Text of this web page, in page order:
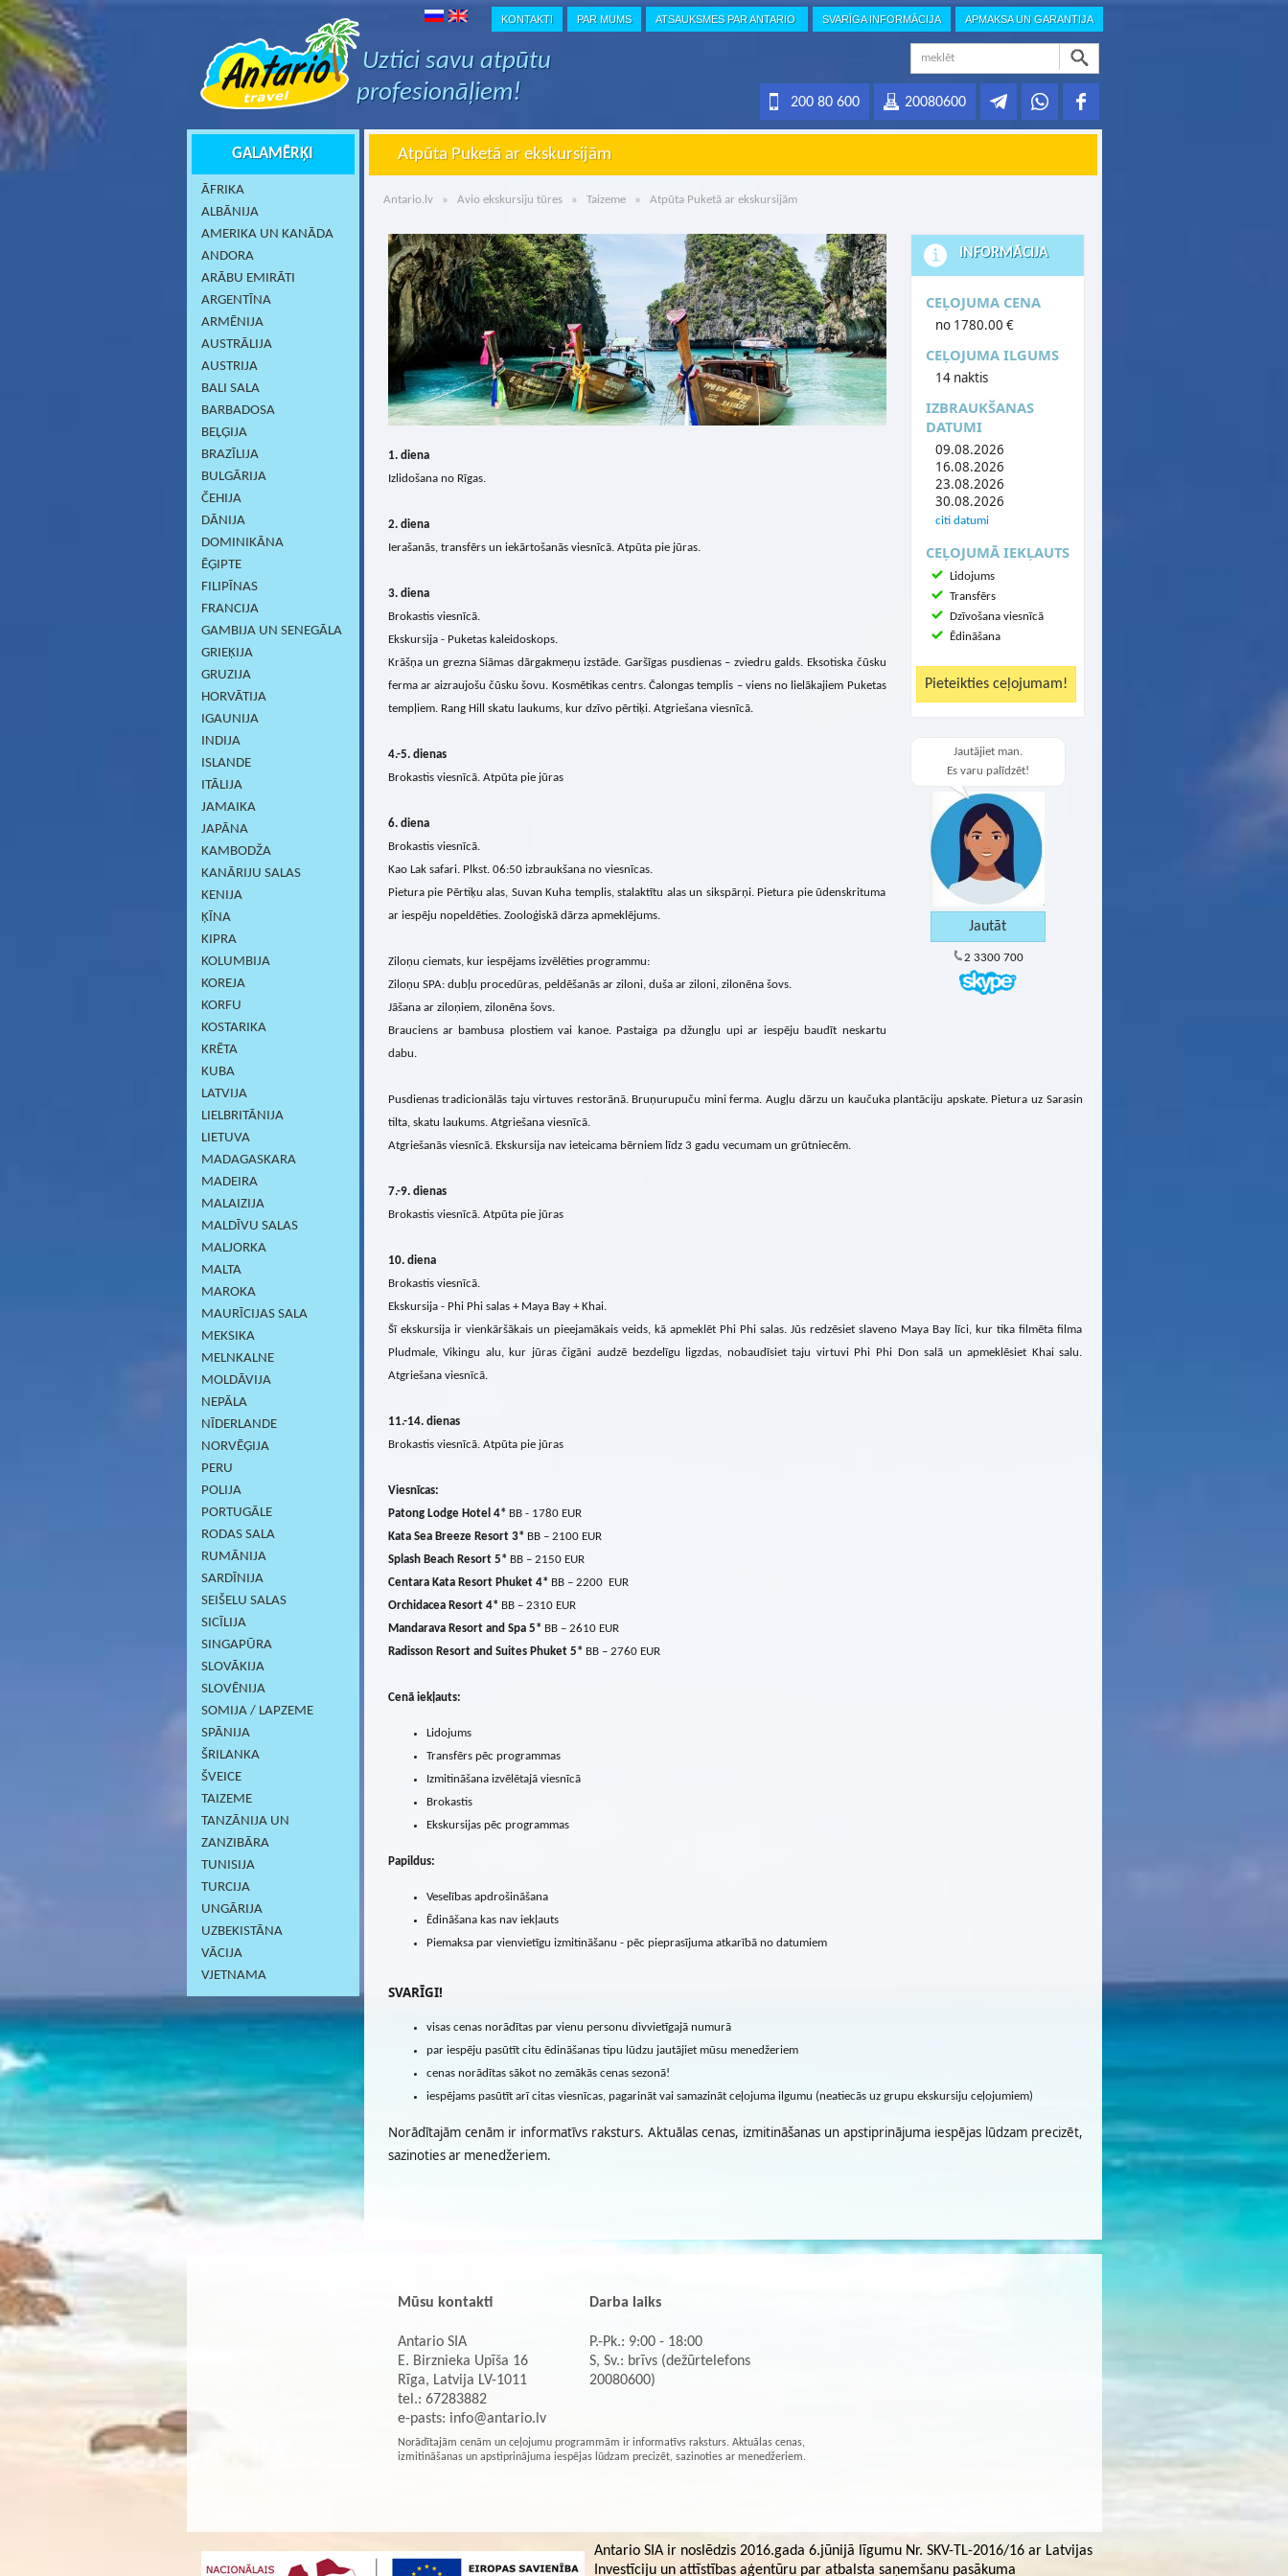
KONTAKTI PAR MUMS ATSAUKSMES PAR ANTARIO SVARĪGA INFORMĀCIJA APMAKSA UN GARANTIJA
Uztici savu atpūtu
profesionāļiem!
20080600
200 80 600
GALAMĒRĶI
ĀFRIKA
ALBĀNIJA
AMERIKA UN KANĀDA
ANDORA
ARĀBU EMIRĀTI
ARGENTĪNA
ARMĒNIJA
AUSTRĀLIJA
AUSTRIJA
BALI SALA
BARBADOSA
BEĻĢIJA
BRAZĪLIJA
BULGĀRIJA
ČEHIJA
DĀNIJA
DOMINIKĀNA
ĒĢIPTE
FILIPĪNAS
FRANCIJA
GAMBIJA UN SENEGĀLA
GRIEĶIJA
GRUZIJA
HORVĀTIJA
IGAUNIJA
INDIJA
ISLANDE
ITĀLIJA
JAMAIKA
JAPĀNA
KAMBODŽA
KANĀRIJU SALAS
KENIJA
ĶĪNA
KIPRA
KOLUMBIJA
KOREJA
KORFU
KOSTARIKA
KRĒTA
KUBA
LATVIJA
LIELBRITĀNIJA
LIETUVA
MADAGASKARA
MADEIRA
MALAIZIJA
MALDĪVU SALAS
MALJORKA
MALTA
MAROKA
MAURĪCIJAS SALA
MEKSIKA
MELNKALNE
MOLDĀVIJA
NEPĀLA
NĪDERLANDE
NORVĒĢIJA
PERU
POLIJA
PORTUGĀLE
RODAS SALA
RUMĀNIJA
SARDĪNIJА
SEIŠELU SALAS
SICĪLIJA
SINGAPŪRA
SLOVĀKIJA
SLOVĒNIJA
SOMIJA / LAPZEME
SPĀNIJA
ŠRILANKA
ŠVEICE
TAIZEME
TANZĀNIJA UN
ZANZIBĀRA
TUNISIJA
TURCIJA
UNGĀRIJA
UZBEKISTĀNA
VĀCIJA
VJETNAMA
Atpūta Puketā ar ekskursijām
Antario.lv» Avio ekskursiju tūres» Taizeme» Atpūta Puketā ar ekskursijām
INFORMĀCIJA
CEĻOJUMA CENA
no 1780.00 €
CEĻOJUMA ILGUMS
14 naktis
IZBRAUKŠANAS
DATUMI
09.08.2026
16.08.2026
23.08.2026
30.08.2026
citi datumi
CEĻOJUMĀ IEKĻAUTS
Lidojums
Transfērs
Dzīvošana viesnīcā
Ēdināšana
Jautājiet man.
Es varu palīdzēt!
2 3300 700
1. diena
Izlidošana no Rīgas.
2. diena
Ierašanās, transfērs un iekārtošanās viesnīcā. Atpūta pie jūras.
3. diena
Brokastis viesnīcā.
Ekskursija - Puketas kaleidoskops.
Krāšņa un grezna Siāmas dārgakmeņu izstāde. Garšīgas pusdienas – zviedru galds. Eksotiska čūsku
ferma ar aizraujošu čūsku šovu. Kosmētikas centrs. Čalongas templis – viens no lielākajiem Puketas
tempļiem. Rang Hill skatu laukums, kur dzīvo pērtiķi. Atgriešana viesnīcā.
4.-5. dienas
Brokastis viesnīcā. Atpūta pie jūras
6. diena
Brokastis viesnīcā.
Kao Lak safari. Plkst. 06:50 izbraukšana no viesnīcas.
Pietura pie Pērtiķu alas, Suvan Kuha templis, stalaktītu alas un sikspārņi. Pietura pie ūdenskrituma
ar iespēju nopeldēties. Zooloģiskā dārza apmeklējums.
Ziloņu ciemats, kur iespējams izvēlēties programmu:
Ziloņu SPA: dubļu procedūras, peldēšanās ar ziloni, duša ar ziloni, zilonēna šovs.
Jāšana ar ziloņiem, zilonēna šovs.
Brauciens ar bambusa plostiem vai kanoe. Pastaiga pa džungļu upi ar iespēju baudīt neskartu
dabu.
Pusdienas tradicionālās taju virtuves restorānā. Bruņurupuču mini ferma. Augļu dārzu un kaučuka plantāciju apskate. Pietura uz Sarasin
tilta, skatu laukums. Atgriešana viesnīcā.
Atgriešanās viesnīcā. Ekskursija nav ieteicama bērniem līdz 3 gadu vecumam un grūtniecēm.
7.-9. dienas
Brokastis viesnīcā. Atpūta pie jūras
10. diena
Brokastis viesnīcā.
Ekskursija - Phi Phi salas + Maya Bay + Khai.
Šī ekskursija ir vienkāršākais un pieejamākais veids, kā apmeklēt Phi Phi salas. Jūs redzēsiet slaveno Maya Bay līci, kur tika filmēta filma
Pludmale, Vikingu alu, kur jūras čigāni audzē bezdelīgu ligzdas, nobaudīsiet taju virtuvi Phi Phi Don salā un apmeklēsiet Khai salu.
Atgriešana viesnīcā.
11.-14. dienas
Brokastis viesnīcā. Atpūta pie jūras
Viesnīcas:
Patong Lodge Hotel 4* BB - 1780 EUR
Kata Sea Breeze Resort 3* BB – 2100 EUR
Splash Beach Resort 5* BB – 2150 EUR
Centara Kata Resort Phuket 4* BB – 2200 EUR
Orchidacea Resort 4* BB – 2310 EUR
Mandarava Resort and Spa 5* BB – 2610 EUR
Radisson Resort and Suites Phuket 5* BB – 2760 EUR
Cenā iekļauts:
Lidojums
Transfērs pēc programmas
Izmitināšana izvēlētajā viesnīcā
Brokastis
Ekskursijas pēc programmas
Papildus:
Veselības apdrošināšana
Ēdināšana kas nav iekļauts
Piemaksa par vienvietīgu izmitināšanu - pēc pieprasījuma atkarībā no datumiem
SVARĪGI!
visas cenas norādītas par vienu personu divvietīgajā numurā
par iespēju pasūtīt citu ēdināšanas tipu lūdzu jautājiet mūsu menedžeriem
cenas norādītas sākot no zemākās cenas sezonā!
iespējams pasūtīt arī citas viesnīcas, pagarināt vai samazināt ceļojuma ilgumu (neatiecās uz grupu ekskursiju ceļojumiem)
Norādītajām cenām ir informatīvs raksturs. Aktuālas cenas, izmitināšanas un apstiprinājuma iespējas lūdzam precizēt,
sazinoties ar menedžeriem.
Mūsu kontakti
Antario SIA
E. Birznieka Upīša 16
Rīga, Latvija LV-1011
tel.: 67283882
e-pasts: info@antario.lv
Darba laiks
P.-Pk.: 9:00 - 18:00
S, Sv.: brīvs (dežūrtelefons
20080600)
Norādītajām cenām un ceļojumu programmām ir informatīvs raksturs. Aktuālas cenas,
izmitināšanas un apstiprinājuma iespējas lūdzam precizēt, sazinoties ar menedžeriem.
Antario SIA ir noslēdzis 2016.gada 6.jūnijā līgumu Nr. SKV-TL-2016/16 ar Latvijas
Investīciju un attīstības aģentūru par atbalsta saņemšanu pasākuma